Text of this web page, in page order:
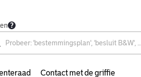
Contact met de griffie